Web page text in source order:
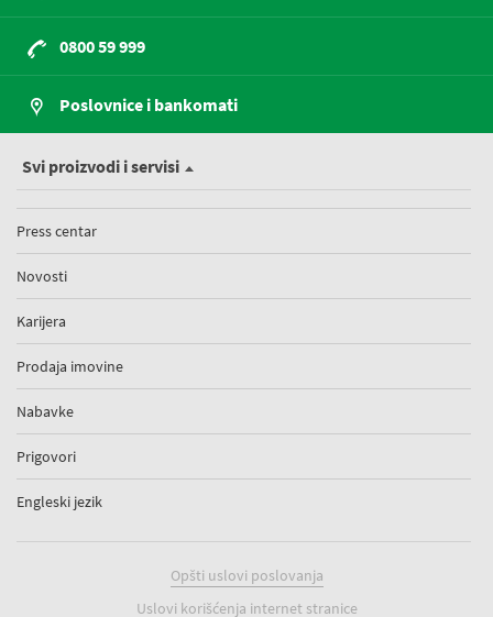
0800 59 999
Poslovnice i bankomati
Svi proizvodi i servisi
Press centar
Novosti
Karijera
Prodaja imovine
Nabavke
Prigovori
Engleski jezik
Opšti uslovi poslovanja
Uslovi korišćenja internet stranice